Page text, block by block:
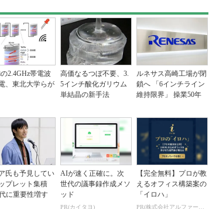
2.4GHz帯電波
、東北大学らが
高価なるつぼ不要、3.
5インチ酸化ガリウム
単結晶の新手法
ルネサス高崎工場が閉
鎖へ 「6インチライン
維持限界」 操業50年
氏も予見してい
プレット集積
に重要性増す
AIが速く正確に。次
世代の議事録作成メソ
ッド
PR(カイタヨ)
【完全無料】プロが教
えるオフィス構築案の
「イロハ」
PR(株式会社アルファーテクノ)